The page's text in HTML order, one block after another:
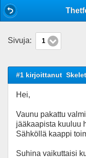
Sivuja: 1
#1 kirjoittanut
Hei,
Vaunu pakattu
jääkaapista kuuluu
Sähköllä kaappi
Suhina vaikuttaisi